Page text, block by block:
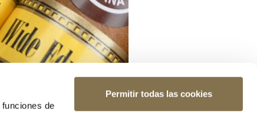
de
Permitir todas las cookies